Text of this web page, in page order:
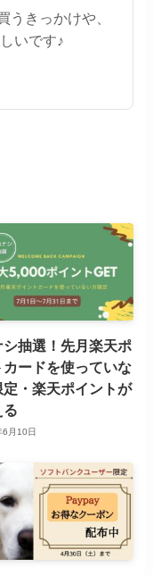
うきっかけや、
いです♪
シ抽選！先月楽天ポ
カードを使っていな
定・楽天ポイントが
る
月10日